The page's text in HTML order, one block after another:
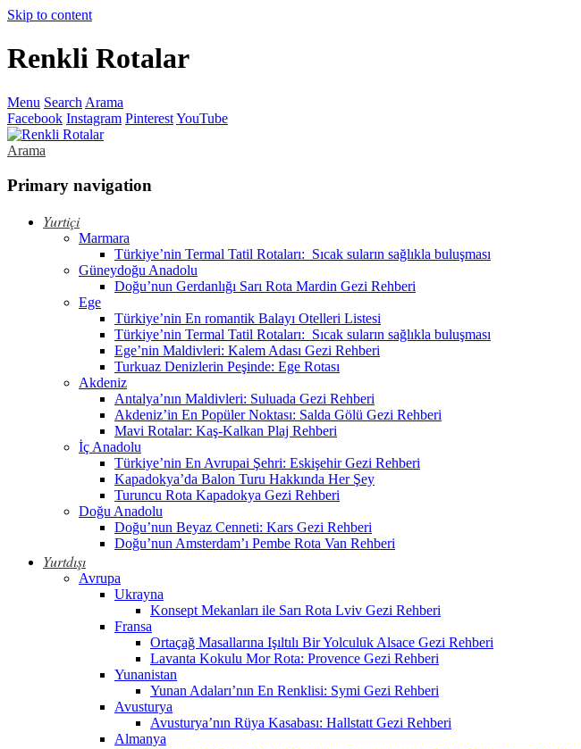
Skip to content
Renkli Rotalar
Menu Search Arama
Facebook Instagram PinterestYouTube
Arama
Primary navigation
Yurtiçi
Marmara
Türkiye’nin Termal Tatil Rotaları: Sıcak suların sağlıkla buluşması
Güneydoğu Anadolu
Doğu’nun Gerdanlığı Sarı Rota Mardin Gezi Rehberi
Ege
Türkiye’nin En romantik Balayı Otelleri Listesi
Türkiye’nin Termal Tatil Rotaları: Sıcak suların sağlıkla buluşması
Ege’nin Maldivleri: Kalem Adası Gezi Rehberi
Turkuaz Denizlerin Peşinde: Ege Rotası
Akdeniz
Antalya’nın Maldivleri: Suluada Gezi Rehberi
Akdeniz’in En Popüler Noktası: Salda Gölü Gezi Rehberi
Mavi Rotalar: Kaş-Kalkan Plaj Rehberi
İç Anadolu
Türkiye’nin En Avrupai Şehri: Eskişehir Gezi Rehberi
Kapadokya’da Balon Turu Hakkında Her Şey
Turuncu Rota Kapadokya Gezi Rehberi
Doğu Anadolu
Doğu’nun Beyaz Cenneti: Kars Gezi Rehberi
Doğu’nun Amsterdam’ı Pembe Rota Van Rehberi
Yurtdışı
Avrupa
Ukrayna
Konsept Mekanları ile Sarı Rota Lviv Gezi Rehberi
Fransa
Ortaçağ Masallarına Işıltılı Bir Yolculuk Alsace Gezi Rehberi
Lavanta Kokulu Mor Rota: Provence Gezi Rehberi
Yunanistan
Yunan Adaları’nın En Renklisi: Symi Gezi Rehberi
Avusturya
Avusturya’nın Rüya Kasabası: Hallstatt Gezi Rehberi
Almanya